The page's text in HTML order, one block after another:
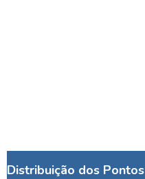
Distribuição dos Pontos